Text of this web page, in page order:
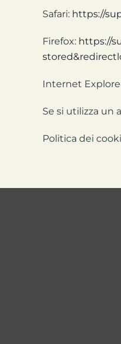
Safari: https://
Firefox: https://
Internet
Se si utilizza un
Politica dei